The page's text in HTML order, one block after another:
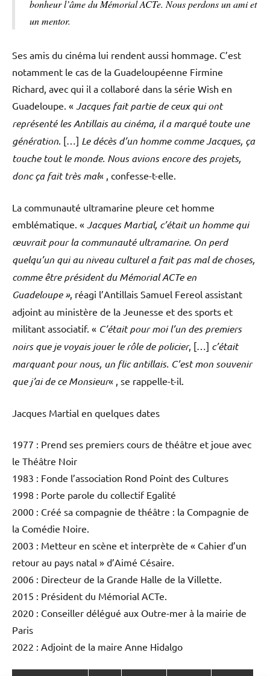
bonheur l’âme du Mémorial ACTe. Nous perdons un ami et
un mentor.
Ses amis du cinéma lui rendent aussi hommage. C’est
notamment le cas de la Guadeloupéenne Firmine
Richard, avec qui il a collaboré dans la série Wish en
Guadeloupe. « Jacques fait partie de ceux qui ont
représenté les Antillais au cinéma, il a marqué toute une
génération . […] Le décès d’un homme comme Jacques, ça
touche tout le monde. Nous avions encore des projets,
donc ça fait très mal« , confesse-t-elle.
La communauté ultramarine pleure cet homme
emblématique. « Jacques Martial, c’était un homme qui
œuvrait pour la communauté ultramarine. On perd
quelqu’un qui au niveau culturel a fait pas mal de choses,
comme être président du Mémorial ACTe en
Guadeloupe », réagi l’Antillais Samuel Fereol assistant
adjoint au ministère de la Jeunesse et des sports et
militant associatif. « C’était pour moi l’un des premiers
noirs que je voyais jouer le rôle de policier, […] c’était
marquant pour nous, un flic antillais. C’est mon souvenir
que j’ai de ce Monsieur« , se rappelle-t-il.
Jacques Martial en quelques dates
1977 : Prend ses premiers cours de théâtre et joue avec
le Théâtre Noir
1983 : Fonde l’association Rond Point des Cultures
1998 : Porte parole du collectif Egalité
2000 : Créé sa compagnie de théâtre : la Compagnie de
la Comédie Noire.
2003 : Metteur en scène et interprète de « Cahier d’un
retour au pays natal » d’Aimé Césaire.
2006 : Directeur de la Grande Halle de la Villette.
2015 : Président du Mémorial ACTe.
2020 : Conseiller délégué aux Outre-mer à la mairie de
Paris
2022 : Adjoint de la maire Anne Hidalgo